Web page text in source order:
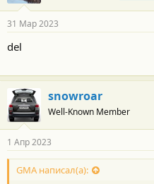
31 Мар 2023
del
snowroar
Well-Known Member
1 Апр 2023
GMA написал(а):